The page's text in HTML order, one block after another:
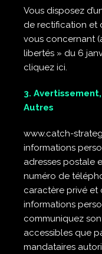
Vous disposez
de rectification et
vous concernant
libertés » du 6
cliquez ici.
3.
Autres
www.catch-
informations
adresses postale
numéro de
caractère privé et
informations
communiquez
accessibles que
mandataires